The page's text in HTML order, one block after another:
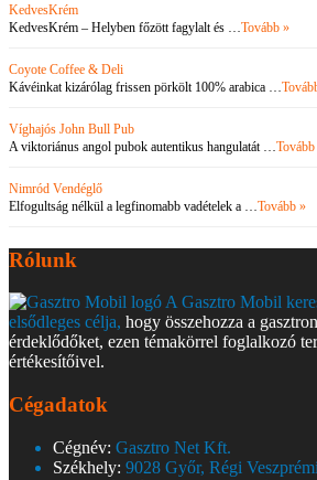
KedvesKrém
KedvesKrém – Helyben főzött fagylalt és …Tovább »
Coyote Coffee & Deli
Kávéinkat kizárólag frissen pörkölt 100% arabica …
Víghajós John Bull Pub
A viktoriánus angol pubok autentikus hangulatát …
Nimród Vendéglő
Elfogultság nélkül a legfinomabb vadételek a …Tovább »
Rólunk
A Gasztro Mobil
elsődleges célja, hogy összehozza a
érdeklődőket, ezen témakörrel foglalkozó
értékesítőivel.
Cégadatok
Cégnév: Gasztro Net Kft.
Székhely: 9028 Győr, Régi